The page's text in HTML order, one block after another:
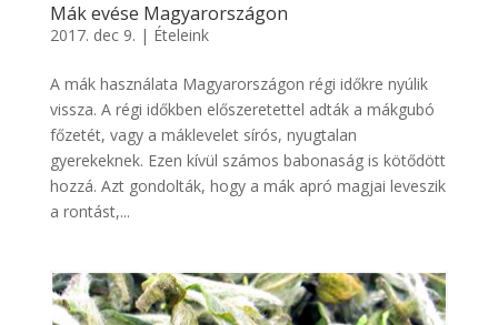
Mák evése Magyarországon
2017. dec 9. | Ételeink
A mák használata Magyarországon régi időkre nyúlik
vissza. A régi időkben előszeretettel adták a mákgubó
főzetét, vagy a máklevelet sírós, nyugtalan
gyerekeknek. Ezen kívül számos babonaság is kötődött
hozzá. Azt gondolták, hogy a mák apró magjai leveszik
a rontást,...